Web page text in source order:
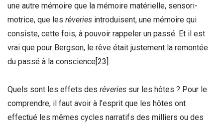
une autre mémoire que la mémoire matérielle, sensori-
motrice, que les rêveries introduisent, une mémoire qui
consiste, cette fois, à pouvoir rappeler un passé. Et il est
vrai que pour Bergson, le rêve était justement la remontée
du passé à la conscience [23] .
Quels sont les effets des rêveries sur les hôtes ? Pour le
comprendre, il faut avoir à l’esprit que les hôtes ont
effectué les mêmes cycles narratifs des milliers ou des